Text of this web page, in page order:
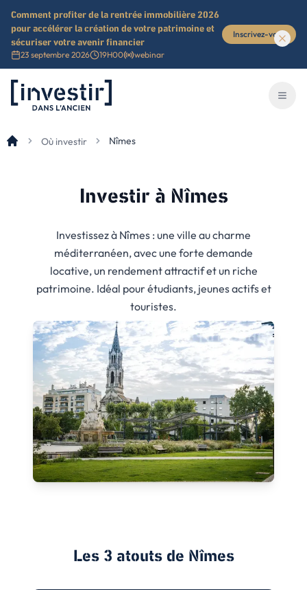
Comment profiter de la rentrée immobilière 2026
pour accélérer la création de votre patrimoine et
sécuriser votre avenir financier
23 septembre 2026 19H00 webinar
Inscrivez-vous
Investir dans l'ancien
Où investir Nîmes
Investir à Nîmes
Investissez à Nîmes : une ville au charme
méditerranéen, avec une forte demande
locative, un rendement attractif et un riche
patrimoine. Idéal pour étudiants, jeunes actifs et
touristes.
Les 3 atouts de Nîmes